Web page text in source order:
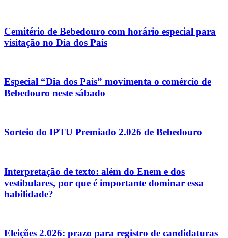
Cemitério de Bebedouro com horário especial para
visitação no Dia dos Pais
Especial “Dia dos Pais” movimenta o comércio de
Bebedouro neste sábado
Sorteio do IPTU Premiado 2.026 de Bebedouro
Interpretação de texto: além do Enem e dos
vestibulares, por que é importante dominar essa
habilidade?
Eleições 2.026: prazo para registro de candidaturas